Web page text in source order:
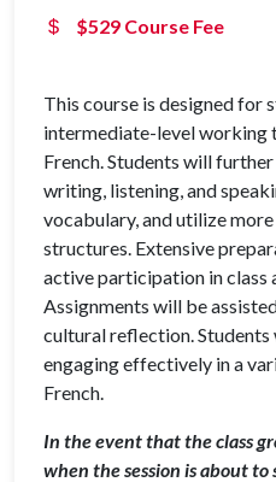
$529 Course Fee
This course is designed for
intermediate-level working
French. Students will
writing, listening, and
vocabulary, and utilize
structures. Extensive
active participation in class
Assignments will be
cultural reflection.
engaging effectively in a
French.
In the event that the class
when the session is about